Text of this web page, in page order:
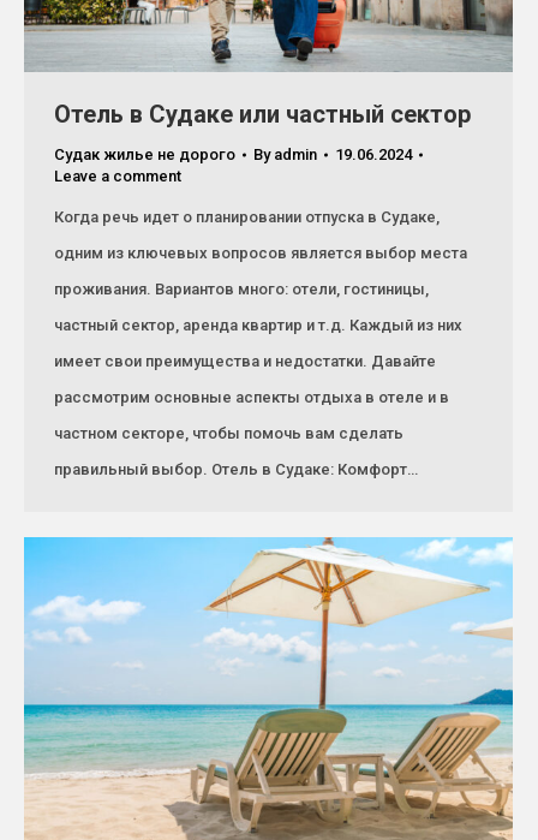
Отель в Судаке или частный сектор
Судак жилье не дорого By admin
19.06.2024
Leave a comment
Когда речь идет о планировании отпуска в Судаке,
одним из ключевых вопросов является выбор места
проживания. Вариантов много: отели, гостиницы,
частный сектор, аренда квартир и т.д. Каждый из них
имеет свои преимущества и недостатки. Давайте
рассмотрим основные аспекты отдыха в отеле и в
частном секторе, чтобы помочь вам сделать
правильный выбор. Отель в Судаке: Комфорт…